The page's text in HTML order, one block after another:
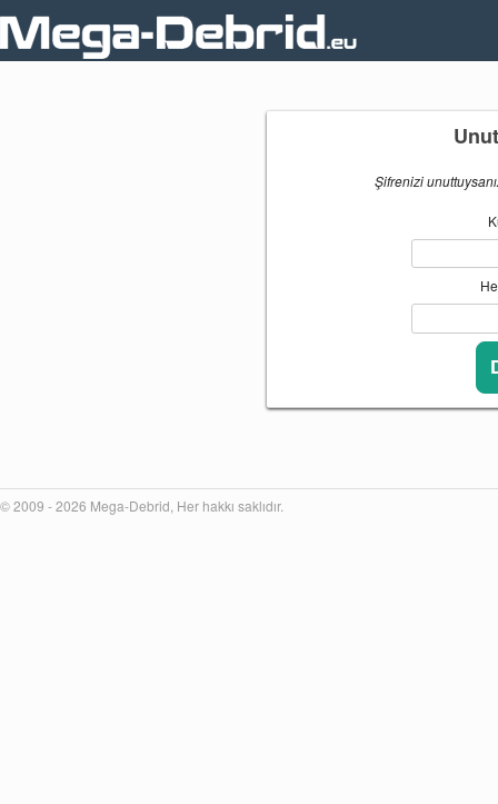
Şifrenizi
© 2009 - 2026 Mega-Debrid, Her hakkı saklıdır.